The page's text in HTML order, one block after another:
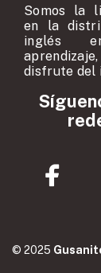
Somos la
en la
inglés
disfrute del
© 2025